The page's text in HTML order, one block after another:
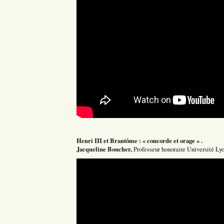
Henri III et Brantôme : « concorde et orage » .
Jacqueline Boucher,Professeur honoraire Université